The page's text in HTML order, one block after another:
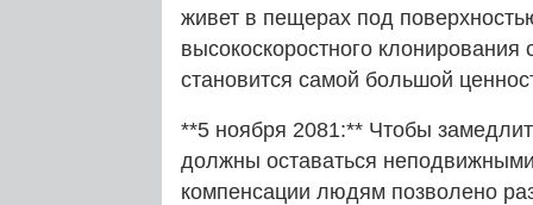
живет в пещерах под
высокоскоростного
становится самой большой
**5 ноября 2081:** Чтобы
должны оставаться
компенсации людям позволено